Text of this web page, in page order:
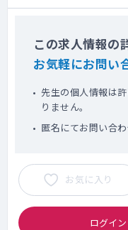
この求人情報の
お気軽にお問い
先生の個人情報は
りません。
匿名にてお問い合
お気に入り
ログイ